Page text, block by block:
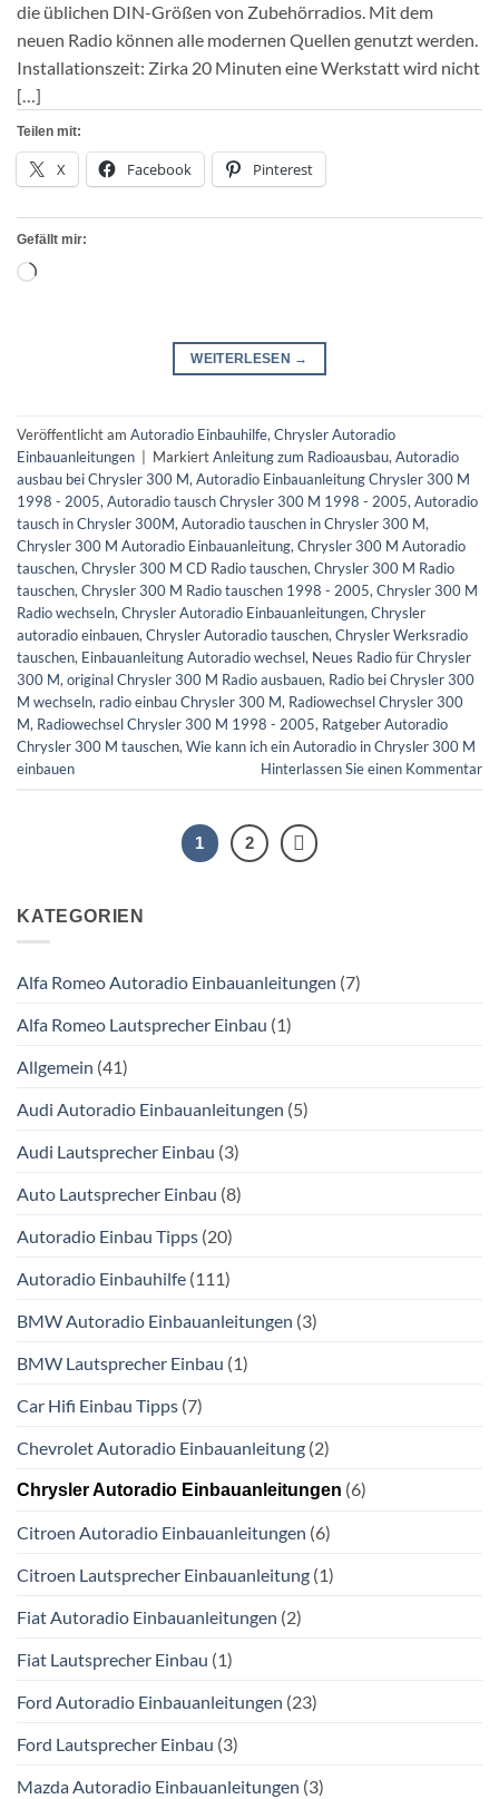
die üblichen DIN-Größen von Zubehörradios. Mit dem
neuen Radio können alle modernen Quellen genutzt werden.
Installationszeit: Zirka 20 Minuten eine Werkstatt wird nicht
[…]
Teilen mit:
X Facebook Pinterest
Gefällt mir:
Wird
WEITERLESEN →
Veröffentlicht am Autoradio Einbauhilfe,Chrysler Autoradio
Einbauanleitungen
MarkiertAnleitung zum Radioausbau,Autoradio
ausbau bei Chrysler 300 M,Autoradio Einbauanleitung Chrysler 300 M
1998 - 2005,Autoradio tausch Chrysler 300 M 1998 - 2005,Autoradio
tausch in Chrysler 300M,Autoradio tauschen in Chrysler 300 M,
Chrysler 300 M Autoradio Einbauanleitung,Chrysler 300 M Autoradio
tauschen,Chrysler 300 M CD Radio tauschen,Chrysler 300 M Radio
tauschen,Chrysler 300 M Radio tauschen 1998 - 2005,Chrysler 300 M
Radio wechseln,Chrysler Autoradio Einbauanleitungen,Chrysler
autoradio einbauen,Chrysler Autoradio tauschen,Chrysler Werksradio
tauschen, Einbauanleitung Autoradio wechsel, Neues Radio für Chrysler
300 M,original Chrysler 300 M Radio ausbauen, Radio bei Chrysler 300
M wechseln, radio einbau Chrysler 300 M, Radiowechsel Chrysler 300
M, Radiowechsel Chrysler 300 M 1998 - 2005, Ratgeber Autoradio
Chrysler 300 M tauschen,Wie kann ich ein Autoradio in Chrysler 300 M
einbauen
Hinterlassen Sie einen Kommentar
1 2
KATEGORIEN
Alfa Romeo Autoradio Einbauanleitungen (7)
Alfa Romeo Lautsprecher Einbau (1)
Allgemein (41)
Audi Autoradio Einbauanleitungen (5)
Audi Lautsprecher Einbau (3)
Auto Lautsprecher Einbau (8)
Autoradio Einbau Tipps (20)
Autoradio Einbauhilfe (111)
BMW Autoradio Einbauanleitungen (3)
BMW Lautsprecher Einbau (1)
Car Hifi Einbau Tipps (7)
Chevrolet Autoradio Einbauanleitung (2)
Chrysler Autoradio Einbauanleitungen (6)
Citroen Autoradio Einbauanleitungen (6)
Citroen Lautsprecher Einbauanleitung (1)
Fiat Autoradio Einbauanleitungen (2)
Fiat Lautsprecher Einbau (1)
Ford Autoradio Einbauanleitungen (23)
Ford Lautsprecher Einbau (3)
Mazda Autoradio Einbauanleitungen (3)